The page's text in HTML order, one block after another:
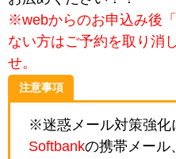
※webからのお申込み後
ない方はご予約を取り消
せ。
注意事項
※迷惑メール対策強化
Softbankの携帯メール